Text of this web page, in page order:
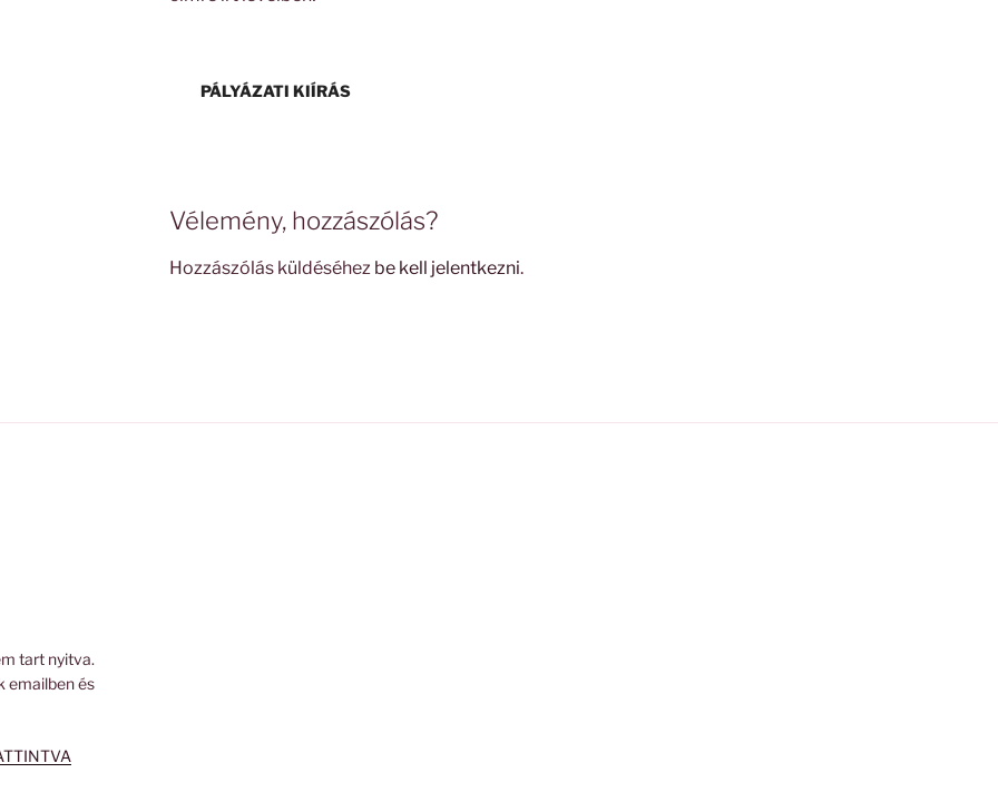
PÁLYÁZATI KIÍRÁS
Vélemény, hozzászólás?
Hozzászólás küldéséhez be kell jelentkezni.
tart nyitva.
emailben és